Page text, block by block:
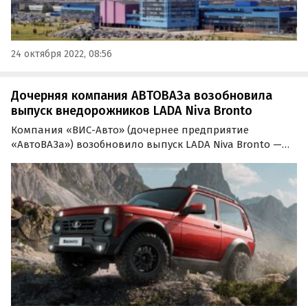
24 октября 2022, 08:56
Дочерняя компания АВТОВАЗа возобновила
выпуск внедорожников LADA Niva Bronto
Компания «ВИС-Авто» (дочернее предприятие
«АвтоВАЗа») возобновило выпуск LADA Niva Bronto —
внедорожника Niva Legend, оснащенной
дополнительным «офф-роудным» оборудованием.